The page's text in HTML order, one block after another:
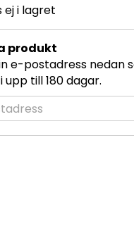
ej i lagret
produkt
e-postadress nedan
upp till 180 dagar.